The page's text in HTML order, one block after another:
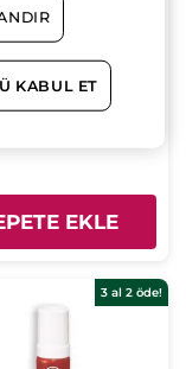
TL
EKLE
3 al 2 öde!
KABUL ET